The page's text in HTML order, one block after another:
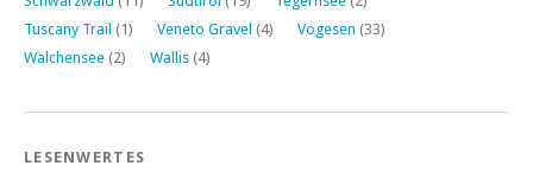
Tuscany Trail (1) Veneto Gravel (4) Vogesen (33)
Walchensee (2) Wallis (4)
LESENWERTES